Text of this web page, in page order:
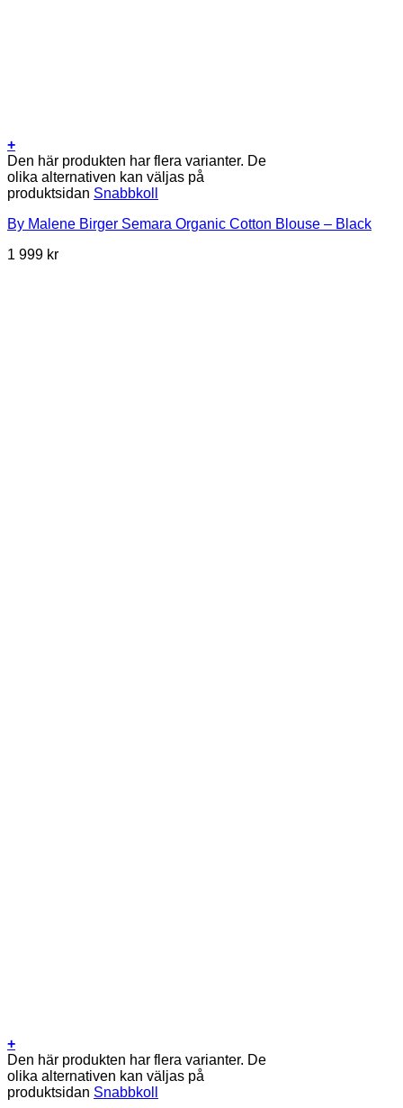
+
Den här produkten har flera varianter. De
olika alternativen kan väljas på
produktsidan Snabbkoll
By Malene Birger Semara Organic Cotton Blouse – Black
1 999 kr
+
Den här produkten har flera varianter. De
olika alternativen kan väljas på
produktsidan Snabbkoll